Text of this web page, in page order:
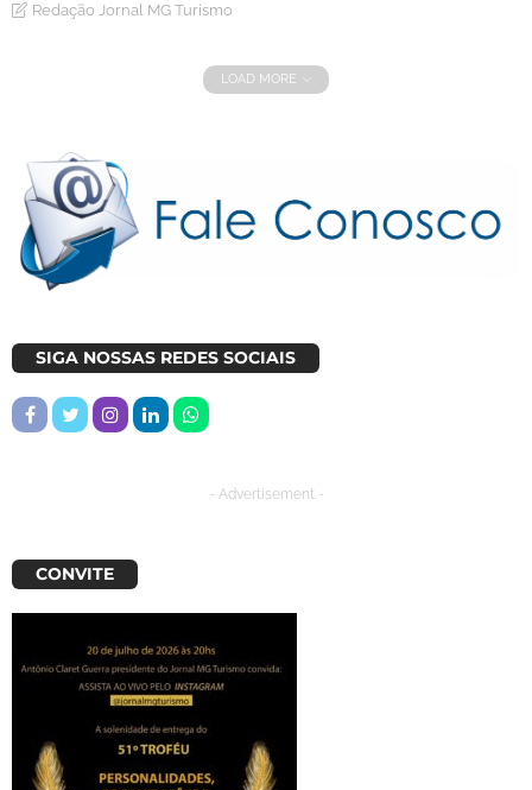
Redação Jornal MG Turismo
LOAD MORE
SIGA NOSSAS REDES SOCIAIS
- Advertisement -
CONVITE